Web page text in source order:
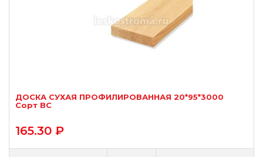
ДОСКА СУХАЯ ПРОФИЛИРОВАННАЯ 20*95*3000
Сорт ВС
165.30 ₽